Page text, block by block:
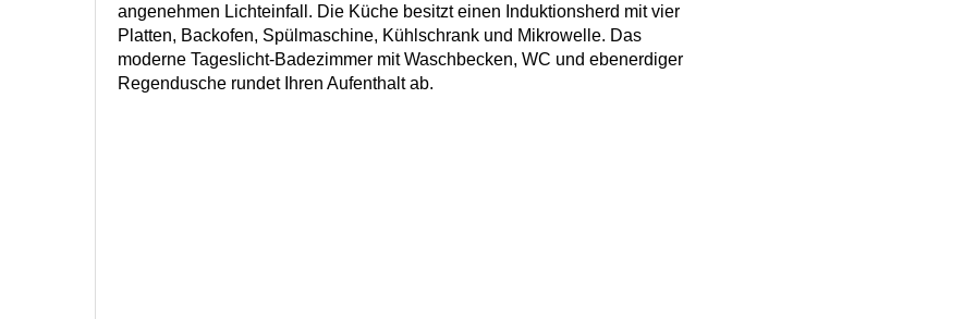
angenehmen Lichteinfall. Die Küche besitzt einen Induktionsherd mit vier
Platten, Backofen, Spülmaschine, Kühlschrank und Mikrowelle. Das
moderne Tageslicht-Badezimmer mit Waschbecken, WC und ebenerdiger
Regendusche rundet Ihren Aufenthalt ab.